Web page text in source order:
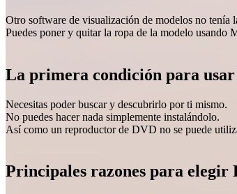
Otro software de visualización de modelos no tenía
Puedes poner y quitar la ropa de la modelo usando
La primera condición para usar
Necesitas poder buscar y descubrirlo por ti mismo.
No puedes hacer nada simplemente instalándolo.
Así como un reproductor de DVD no se puede
Principales razones para elegir